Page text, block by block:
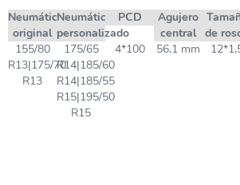
Neumático
original
Neumático
personalizado
PCD
Agujero
central de
155/80
R13|175/70
R13
175/65
R14|185/60
R14|185/55
R15|195/50
R15
4*100 56,1 mm